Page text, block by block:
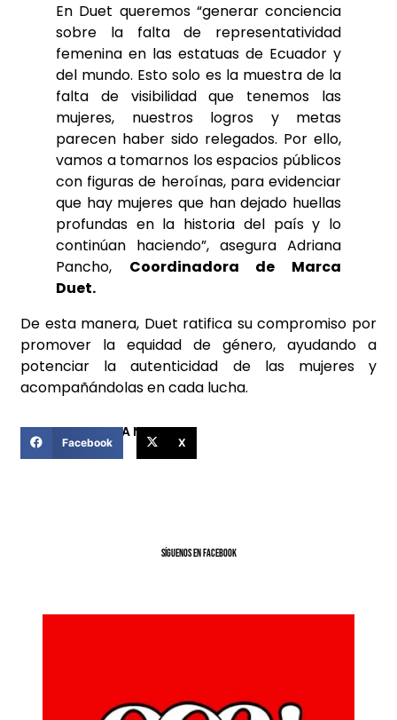
En Duet queremos “generar conciencia
sobre la falta de representatividad
femenina en las estatuas de Ecuador y
del mundo. Esto solo es la muestra de la
falta de visibilidad que tenemos las
mujeres, nuestros logros y metas
parecen haber sido relegados. Por ello,
vamos a tomarnos los espacios públicos
con figuras de heroínas, para evidenciar
que hay mujeres que han dejado huellas
profundas en la historia del país y lo
continúan haciendo”, asegura Adriana
Pancho, Coordinadora de Marca
Duet.
De esta manera, Duet ratifica su compromiso por
promover la equidad de género, ayudando a
potenciar la autenticidad de las mujeres y
acompañándolas en cada lucha.
COMPARTIR ESTA NOTICIA
Facebook X
SíGUENOS EN FACEBOOK